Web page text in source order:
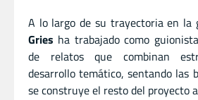
A lo largo de su trayectoria en la
Gries ha trabajado como
de relatos que combinan
desarrollo temático, sentando las
se construye el resto del proyecto